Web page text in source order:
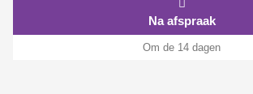
Na afspraak
Om de 14 dagen